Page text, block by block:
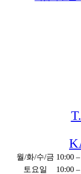
월/화/수/금 10:00
토요일
10:00